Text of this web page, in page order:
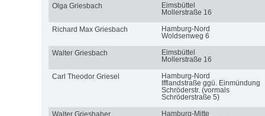
Olga Griesbach
Eimsbüttel
Mollerstraße 16
Richard Max Griesbach
Hamburg-Nord
Woldsenweg 6
Walter Griesbach
Eimsbüttel
Mollerstraße 16
Carl Theodor Griesel
Hamburg-Nord
Ifflandstraße ggü. Einmündung
Schröderstr. (vormals
Schröderstraße 5)
Walter Grieshaber
Hamburg-Mitte